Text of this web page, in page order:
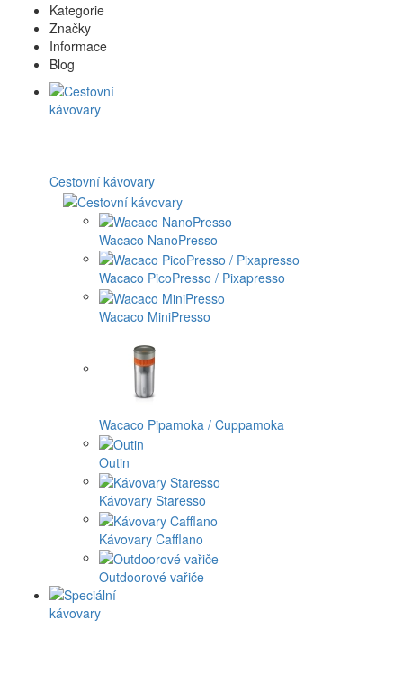
Kategorie
Značky
Informace
Blog
Cestovní kávovary
Wacaco NanoPresso
Wacaco PicoPresso / Pixapresso
Wacaco MiniPresso
Wacaco Pipamoka / Cuppamoka
Outin
Kávovary Staresso
Kávovary Cafflano
Outdoorové vařiče